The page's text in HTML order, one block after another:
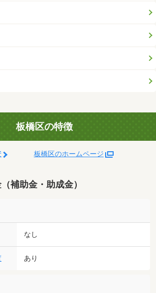
板橋区の特徴
板橋区のホームページ
補助金・助成金）
なし
あり